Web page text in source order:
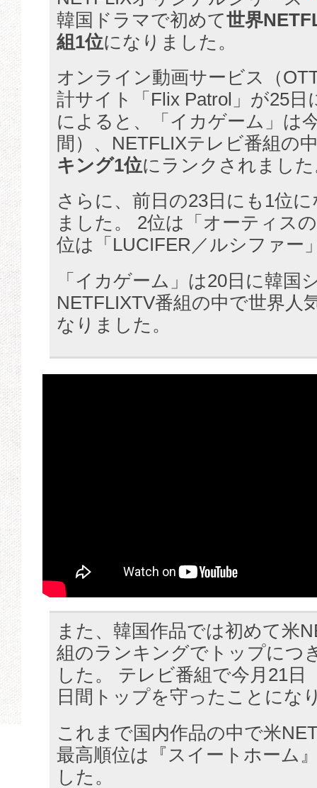
韓国ドラマで初めて世界
組1位になりました。
オンライン動画サービス（
計サイト「Flix Patrol」が25
によると、「イカゲーム」は
間）、NETFLIXテレビ番組の
キング1位にランクされまし
さらに、前日の23日にも1位
ました。 2位は「オーティス
位は「LUCIFER／ルシファー
「イカゲーム」は20日に韓国
NETFLIXTV番組の中で世界人
なりました。
また、韓国作品では初めて米
組のランキングでトップにつ
した。 テレビ番組で今月21日
日間トップを守ったことにな
これまで国内作品の中で米
最高順位は『スイートホーム
した。